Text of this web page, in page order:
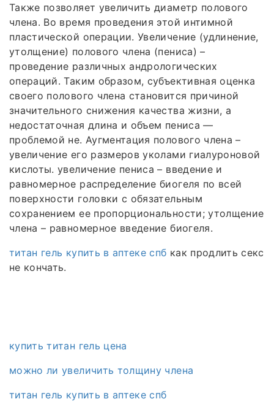
Также позволяет увеличить диаметр полового
члена. Во время проведения этой интимной
пластической операции. Увеличение (удлинение,
утолщение) полового члена (пениса) –
проведение различных андрологических
операций. Таким образом, субъективная оценка
своего полового члена становится причиной
значительного снижения качества жизни, а
недостаточная длина и объем пениса —
проблемой не. Аугментация полового члена –
увеличение его размеров уколами гиалуроновой
кислоты. увеличение пениса – введение и
равномерное распределение биогеля по всей
поверхности головки с обязательным
сохранением ее пропорциональности; утолщение
члена – равномерное введение биогеля.
титан гель купить в аптеке спб как продлить секс
не кончать.
купить титан гель цена
можно ли увеличить толщину члена
титан гель купить в аптеке спб